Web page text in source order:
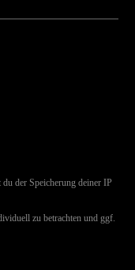
der Speicherung deiner IP
zu betrachten und ggf.